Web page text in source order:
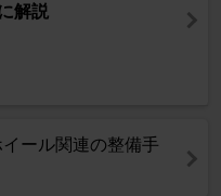
解説
ール関連の整備手